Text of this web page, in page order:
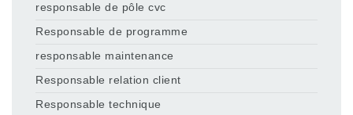
responsable de pôle cvc
Responsable de programme
responsable maintenance
Responsable relation client
Responsable technique